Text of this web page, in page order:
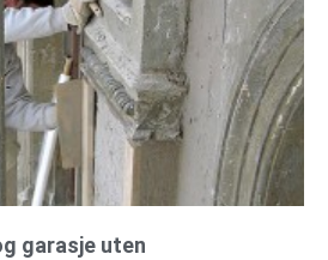
garasje uten